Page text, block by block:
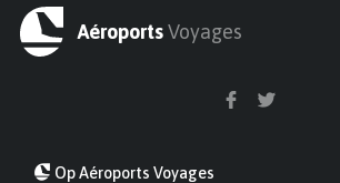
AéroportsVoyages
Op Aéroports Voyages